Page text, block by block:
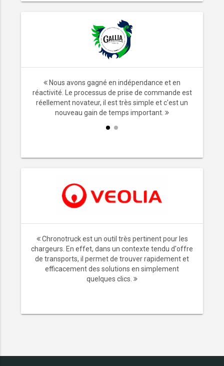
Nous avons gagné en indépendance et en
réactivité. Le processus de prise de commande est
réellement novateur, il est très simple et c'est un
nouveau gain de temps important.
Chronotruck est un outil très pertinent pour les
chargeurs. En effet, dans un contexte tendu d'offre
de transports, il permet de trouver rapidement et
efficacement des solutions en simplement
quelques clics.